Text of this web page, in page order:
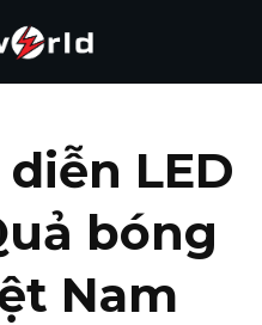
LED
bóng
Nam